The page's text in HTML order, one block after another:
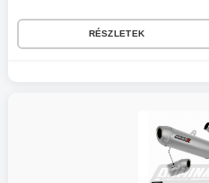
RÉSZLETEK